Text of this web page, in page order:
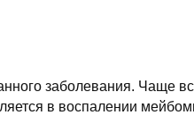
заболевания. Чаще
в воспалении